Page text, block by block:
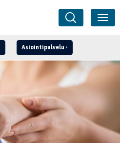
Asiointipalvelu
Kirjaudu ›